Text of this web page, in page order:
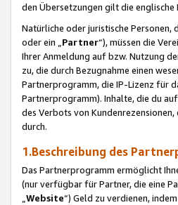
den Übersetzungen gilt die englische
Natürliche oder juristische Personen,
oder ein „Partner“), müssen die
Ihrer Anmeldung auf bzw. Nutzung
zu, die durch Bezugnahme einen
Partnerprogramm, die IP-Lizenz für
Partnerprogramm). Inhalte, die du
des Verbots von
durch.
1.Beschreibung des
Das Partnerprogramm ermöglicht
(nur verfügbar für Partner, die eine
Website“) Geld zu verdienen,